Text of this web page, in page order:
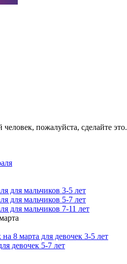
пожалуйста, сделайте это.
для мальчиков 3-5 лет
для мальчиков 5-7 лет
для мальчиков 7-11 лет
8 марта для девочек 3-5 лет
девочек 5-7 лет